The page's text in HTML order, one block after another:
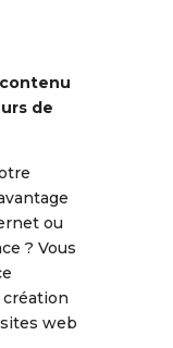
de
ou
? Vous
création
web